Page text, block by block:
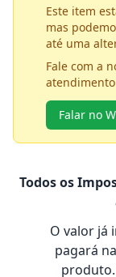
Este item
mas
até uma
Fale com a
Falar no
Todos os
O valor já
pagará